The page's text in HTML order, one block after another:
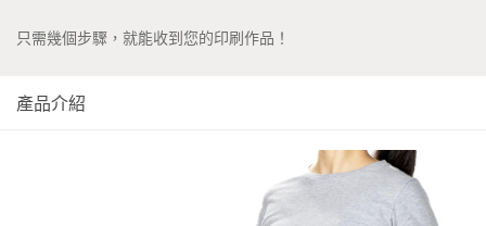
只需幾個步驟，就能收到您的印刷作品！
產品介紹